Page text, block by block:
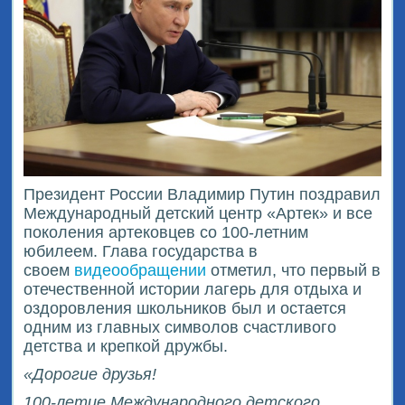
Президент России Владимир Путин поздравил
Международный детский центр «Артек» и все
поколения артековцев со 100-летним
юбилеем. Глава государства в
своем видеообращении отметил, что первый в
отечественной истории лагерь для отдыха и
оздоровления школьников был и остается
одним из главных символов счастливого
детства и крепкой дружбы.
«Дорогие друзья!